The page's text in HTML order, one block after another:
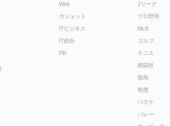
Web
ガジェット
ITビジネス
IT総合
PR
Jリーグ
プロ野球
MLB
ゴルフ
テニス
格闘技
競馬
相撲
バスケ
バレー